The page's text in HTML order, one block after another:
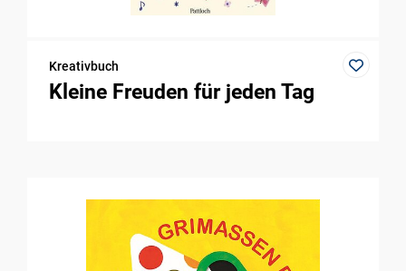
Kreativbuch
Kleine Freuden für jeden Tag